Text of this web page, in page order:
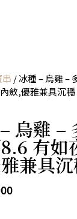
串 / 冰種 – 烏雞 –
斂,優雅兼具沉
烏雞 –
有如
兼具